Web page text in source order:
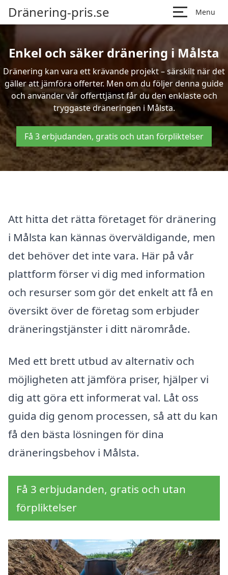
Dränering-pris.se Menu
Enkel och säker dränering i Målsta
Dränering kan vara ett krävande projekt – särskilt när det
gäller att jämföra offerter. Men om du följer denna guide
och använder vår offerttjänst får du den enklaste och
tryggaste dräneringen i Målsta.
Få 3 erbjudanden, gratis och utan förpliktelser
Att hitta det rätta företaget för dränering
i Målsta kan kännas överväldigande, men
det behöver det inte vara. Här på vår
plattform förser vi dig med information
och resurser som gör det enkelt att få en
översikt över de företag som erbjuder
dräneringstjänster i ditt närområde.
Med ett brett utbud av alternativ och
möjligheten att jämföra priser, hjälper vi
dig att göra ett informerat val. Låt oss
guida dig genom processen, så att du kan
få den bästa lösningen för dina
dräneringsbehov i Målsta.
Få 3 erbjudanden, gratis och utan
förpliktelser